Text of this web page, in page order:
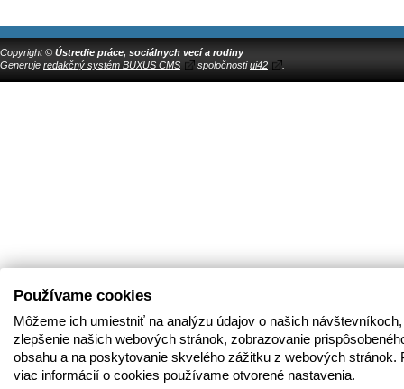
Copyright © Ústredie práce, sociálnych vecí a rodiny
Generuje redakčný systém BUXUS CMS spoločnostiui42
Používame cookies
Môžeme ich umiestniť na analýzu údajov o našich
zlepšenie našich webových stránok, zobrazovanie
obsahu a na poskytovanie skvelého zážitku z webových stránok.
viac informácií o cookies používame otvorené nastavenia.